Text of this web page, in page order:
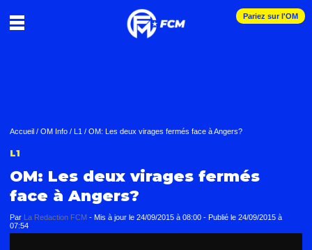
Pariez sur l'OM
Accueil / OM Info / L1 / OM: Les deux virages fermés face à Angers?
L1
OM: Les deux virages fermés
face à Angers?
Par La Redaction FCM - Mis à jour le 24/09/2015 à 08:00 - Publié le 24/09/2015 à
07:54